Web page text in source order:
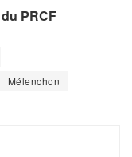
PRCF
Mélenchon